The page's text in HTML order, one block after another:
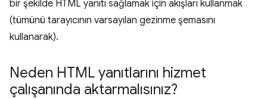
bir şekilde HTML yanıtı sağlamak için akışları kullanmak
(tümünü tarayıcının varsayılan gezinme şemasını
kullanarak).
Neden HTML yanıtlarını hizmet
çalışanında aktarmalısınız?